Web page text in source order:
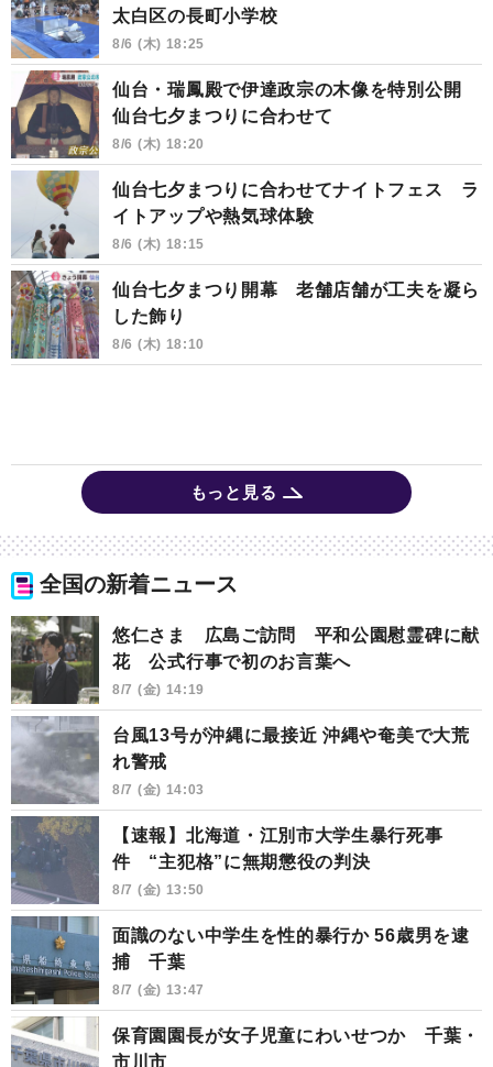
太白区の長町小学校
8/6 (木) 18:25
仙台・瑞鳳殿で伊達政宗の木像を特別公開
仙台七夕まつりに合わせて
8/6 (木) 18:20
仙台七夕まつりに合わせてナイトフェス ラ
イトアップや熱気球体験
8/6 (木) 18:15
仙台七夕まつり開幕 老舗店舗が工夫を凝ら
した飾り
8/6 (木) 18:10
もっと見る
全国の新着ニュース
悠仁さま 広島ご訪問 平和公園慰霊碑に献
花 公式行事で初のお言葉へ
8/7 (金) 14:19
台風13号が沖縄に最接近 沖縄や奄美で大荒
れ警戒
8/7 (金) 14:03
【速報】北海道・江別市大学生暴行死事
件 “主犯格”に無期懲役の判決
8/7 (金) 13:50
面識のない中学生を性的暴行か 56歳男を逮
捕 千葉
8/7 (金) 13:47
保育園園長が女子児童にわいせつか 千葉・
市川市